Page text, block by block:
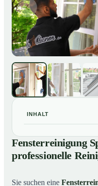
INHALT
Fensterreinigung
professionelle
Unsere Leistungen im
03Warum Mr. Cleaner in
Fensterreinigung
professionelle
Sie suchen eine